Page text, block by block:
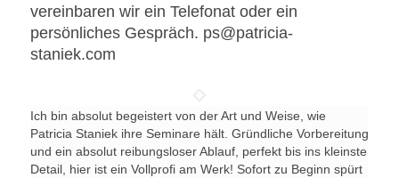
vereinbaren wir ein Telefonat oder ein
persönliches Gespräch. ps@patricia-
staniek.com
Ich bin absolut begeistert von der Art und Weise, wie
Patricia Staniek ihre Seminare hält. Gründliche Vorbereitung
und ein absolut reibungsloser Ablauf, perfekt bis ins kleinste
Detail, hier ist ein Vollprofi am Werk! Sofort zu Beginn spürt